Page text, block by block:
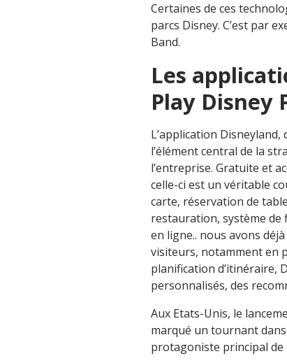
Certaines de ces
parcs Disney. C’est par
Band.
Les
Play Disney
L’application
l’élément central de la
l’entreprise. Gratuite et
celle-ci est un véritable
carte, réservation de
restauration, système de
en ligne.. nous avons
visiteurs, notamment en
planification d’itinéraire,
personnalisés, des
Aux Etats-Unis, le
marqué un tournant
protagoniste principal